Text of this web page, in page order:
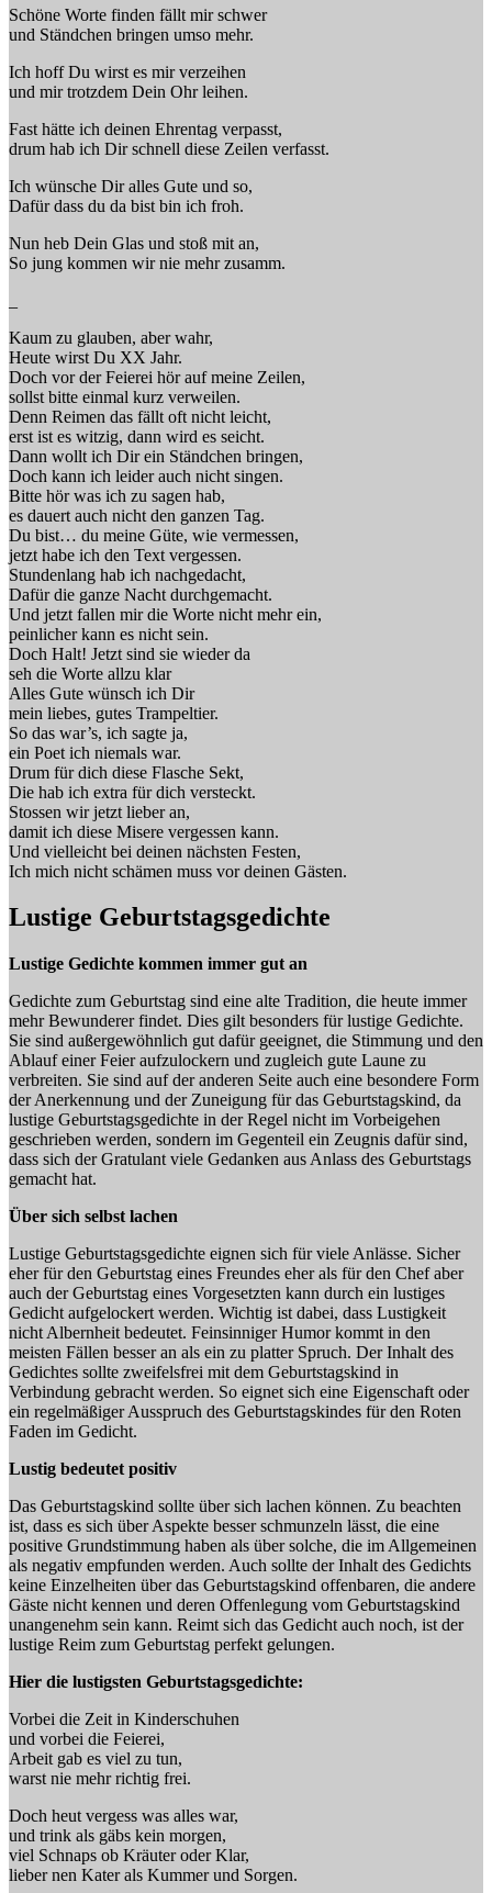
Schöne Worte finden fällt mir schwer
und Ständchen bringen umso mehr.
Ich hoff Du wirst es mir verzeihen
und mir trotzdem Dein Ohr leihen.
Fast hätte ich deinen Ehrentag verpasst,
drum hab ich Dir schnell diese Zeilen verfasst.
Ich wünsche Dir alles Gute und so,
Dafür dass du da bist bin ich froh.
Nun heb Dein Glas und stoß mit an,
So jung kommen wir nie mehr zusamm.
Kaum zu glauben, aber wahr,
Heute wirst Du XX Jahr.
Doch vor der Feierei hör auf meine Zeilen,
sollst bitte einmal kurz verweilen.
Denn Reimen das fällt oft nicht leicht,
erst ist es witzig, dann wird es seicht.
Dann wollt ich Dir ein Ständchen bringen,
Doch kann ich leider auch nicht singen.
Bitte hör was ich zu sagen hab,
es dauert auch nicht den ganzen Tag.
Du bist… du meine Güte, wie vermessen,
jetzt habe ich den Text vergessen.
Stundenlang hab ich nachgedacht,
Dafür die ganze Nacht durchgemacht.
Und jetzt fallen mir die Worte nicht mehr ein,
peinlicher kann es nicht sein.
Doch Halt! Jetzt sind sie wieder da
seh die Worte allzu klar
Alles Gute wünsch ich Dir
mein liebes, gutes Trampeltier.
So das war’s, ich sagte ja,
ein Poet ich niemals war.
Drum für dich diese Flasche Sekt,
Die hab ich extra für dich versteckt.
Stossen wir jetzt lieber an,
damit ich diese Misere vergessen kann.
Und vielleicht bei deinen nächsten Festen,
Ich mich nicht schämen muss vor deinen Gästen.
Lustige Geburtstagsgedichte
Lustige Gedichte kommen immer gut an
Gedichte zum Geburtstag sind eine alte Tradition, die heute immer
mehr Bewunderer findet. Dies gilt besonders für lustige Gedichte.
Sie sind außergewöhnlich gut dafür geeignet, die Stimmung und den
Ablauf einer Feier aufzulockern und zugleich gute Laune zu
verbreiten. Sie sind auf der anderen Seite auch eine besondere Form
der Anerkennung und der Zuneigung für das Geburtstagskind, da
lustige Geburtstagsgedichte in der Regel nicht im Vorbeigehen
geschrieben werden, sondern im Gegenteil ein Zeugnis dafür sind,
dass sich der Gratulant viele Gedanken aus Anlass des Geburtstags
gemacht hat.
Über sich selbst lachen
Lustige Geburtstagsgedichte eignen sich für viele Anlässe. Sicher
eher für den Geburtstag eines Freundes eher als für den Chef aber
auch der Geburtstag eines Vorgesetzten kann durch ein lustiges
Gedicht aufgelockert werden. Wichtig ist dabei, dass Lustigkeit
nicht Albernheit bedeutet. Feinsinniger Humor kommt in den
meisten Fällen besser an als ein zu platter Spruch. Der Inhalt des
Gedichtes sollte zweifelsfrei mit dem Geburtstagskind in
Verbindung gebracht werden. So eignet sich eine Eigenschaft oder
ein regelmäßiger Ausspruch des Geburtstagskindes für den Roten
Faden im Gedicht.
Lustig bedeutet positiv
Das Geburtstagskind sollte über sich lachen können. Zu beachten
ist, dass es sich über Aspekte besser schmunzeln lässt, die eine
positive Grundstimmung haben als über solche, die im Allgemeinen
als negativ empfunden werden. Auch sollte der Inhalt des Gedichts
keine Einzelheiten über das Geburtstagskind offenbaren, die andere
Gäste nicht kennen und deren Offenlegung vom Geburtstagskind
unangenehm sein kann. Reimt sich das Gedicht auch noch, ist der
lustige Reim zum Geburtstag perfekt gelungen.
Hier die lustigsten Geburtstagsgedichte:
Vorbei die Zeit in Kinderschuhen
und vorbei die Feierei,
Arbeit gab es viel zu tun,
warst nie mehr richtig frei.
Doch heut vergess was alles war,
und trink als gäbs kein morgen,
viel Schnaps ob Kräuter oder Klar,
lieber nen Kater als Kummer und Sorgen.